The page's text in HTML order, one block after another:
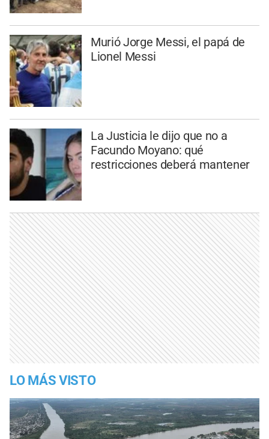
Murió Jorge Messi, el papá de
Lionel Messi
La Justicia le dijo que no a
Facundo Moyano: qué
restricciones deberá mantener
LO MÁS VISTO